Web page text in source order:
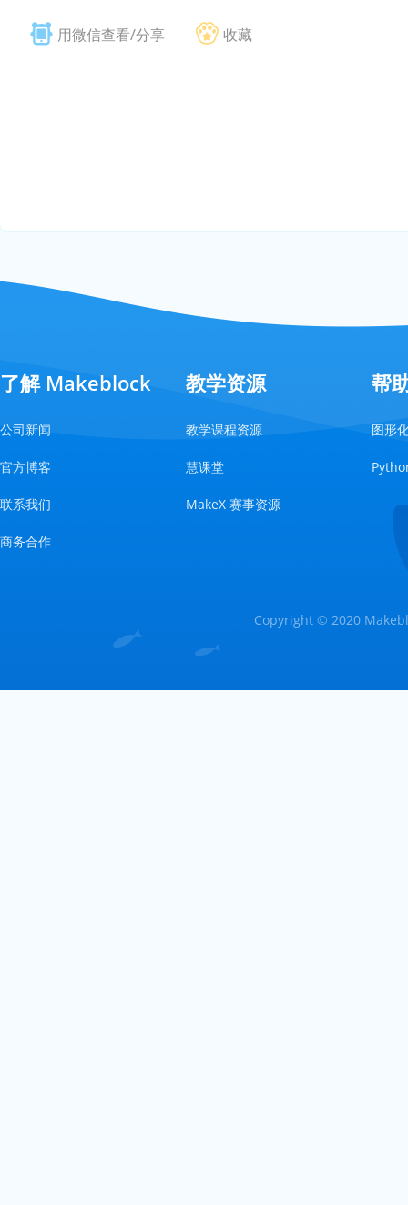
用微信查看/分享 收藏
了解 Makeblock
公司新闻
官方博客
联系我们
商务合作
教学资源
教学课程资源
慧课堂
MakeX 赛事资源
帮
图形
Copyright © 2020